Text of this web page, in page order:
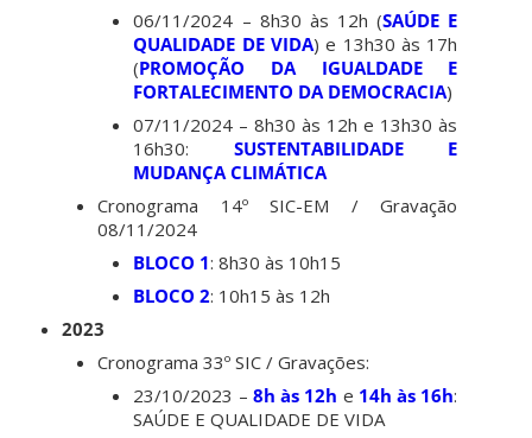
06/11/2024 – 8h30 às 12h (SAÚDE E
QUALIDADE DE VIDA) e 13h30 às 17h
(PROMOÇÃO DA IGUALDADE E
FORTALECIMENTO DA DEMOCRACIA)
07/11/2024 – 8h30 às 12h e 13h30 às
16h30: SUSTENTABILIDADE E
MUDANÇA CLIMÁTICA
Cronograma 14º SIC-EM / Gravação
08/11/2024
BLOCO 1: 8h30 às 10h15
BLOCO 2: 10h15 às 12h
2023
Cronograma 33º SIC / Gravações:
23/10/2023 – 8h às 12h e 14h às 16h:
SAÚDE E QUALIDADE DE VIDA